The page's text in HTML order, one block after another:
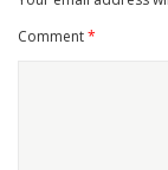
Comment*